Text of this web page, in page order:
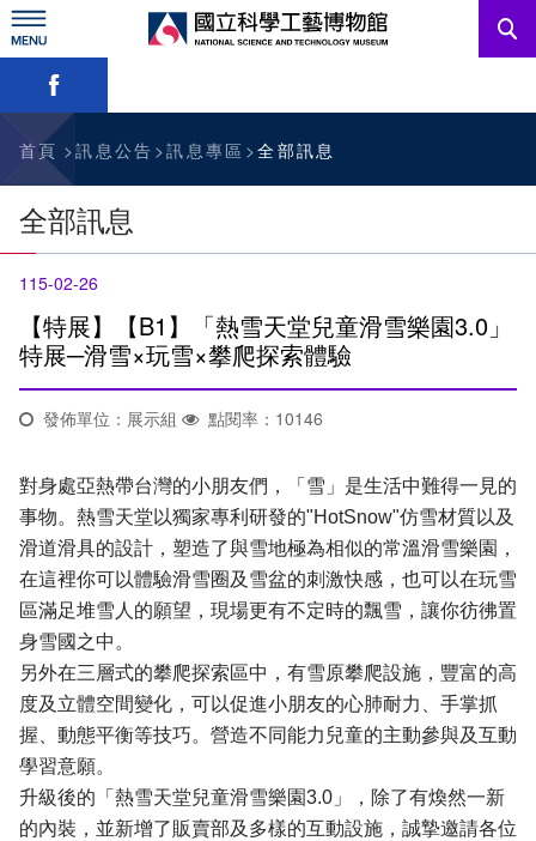
跳
到
主
要
訊息公告
參觀資訊
教育資源
網站服務
關於我們
English
略過字型切換，社群分享工具列
首頁 訊息公告 訊息專區 全部訊息
全部訊息
115-02-26
【特展】【B1】「熱雪天堂兒童滑雪樂園3.0」
特展─滑雪×玩雪×攀爬探索體驗
發佈單位：展示組 點閱率：10146
對身處亞熱帶台灣的小朋友們，「雪」是生活中難得一見的
事物。熱雪天堂以獨家專利研發的"HotSnow"仿雪材質以及
滑道滑具的設計，塑造了與雪地極為相似的常溫滑雪樂園，
在這裡你可以體驗滑雪圈及雪盆的刺激快感，也可以在玩雪
區滿足堆雪人的願望，現場更有不定時的飄雪，讓你彷彿置
身雪國之中。
另外在三層式的攀爬探索區中，有雪原攀爬設施，豐富的高
度及立體空間變化，可以促進小朋友的心肺耐力、手掌抓
握、動態平衡等技巧。營造不同能力兒童的主動參與及互動
學習意願。
升級後的「熱雪天堂兒童滑雪樂園3.0」，除了有煥然一新
的內裝，並新增了販賣部及多樣的互動設施，誠摯邀請各位